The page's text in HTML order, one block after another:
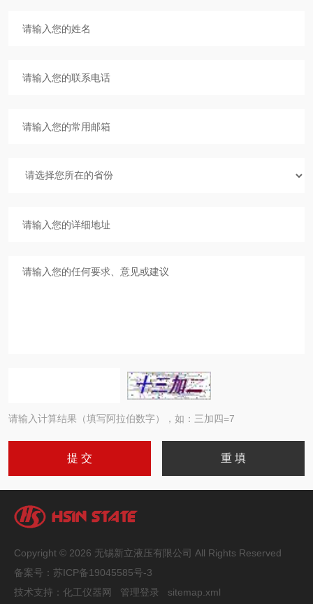
请输入计算结果（填写阿拉伯数字），如：三加四=7
Copyright © 2026 无锡新立液压有限公司 All Rights Reserved
备案号： 苏ICP备19045585号-3
技术支持： 化工仪器网 管理登录 sitemap.xml